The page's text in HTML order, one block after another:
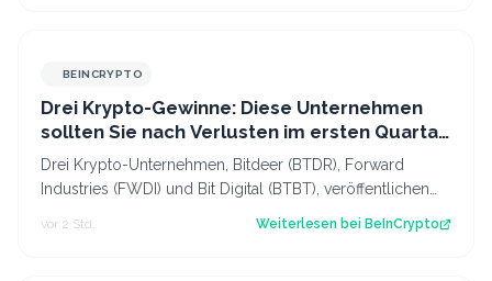
BEINCRYPTO
Drei Krypto-Gewinne: Diese Unternehmen
sollten Sie nach Verlusten im ersten Quartal
im Blick behalten
Drei Krypto-Unternehmen, Bitdeer (BTDR), Forward
Industries (FWDI) und Bit Digital (BTBT), veröffentlichen
vor 2 Std. Weiterlesen bei BeInCrypto